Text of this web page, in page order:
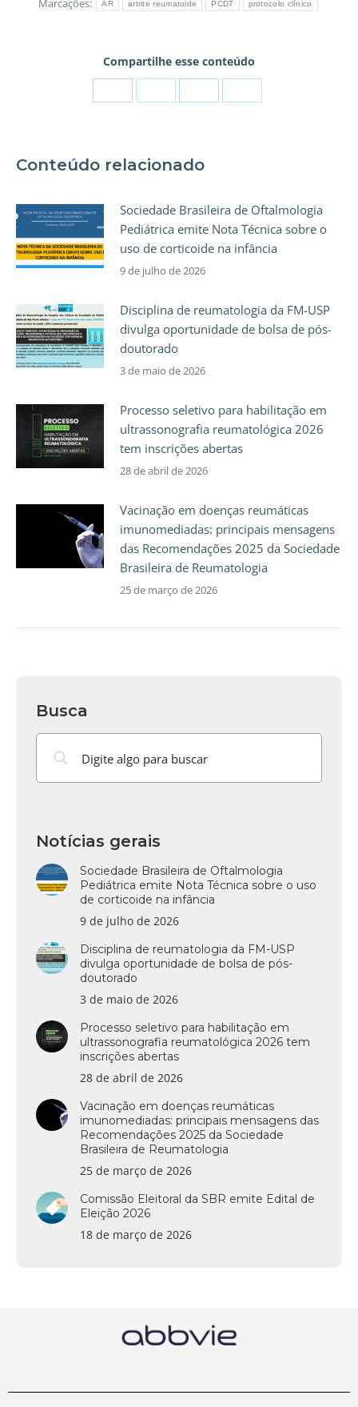
Marcações: AR artrite reumatoide PCDT protocolo clínico
Compartilhe esse conteúdo
Conteúdo relacionado
Sociedade Brasileira de Oftalmologia
Pediátrica emite Nota Técnica sobre o
uso de corticoide na infância
9 de julho de 2026
Disciplina de reumatologia da FM-USP
divulga oportunidade de bolsa de pós-
doutorado
3 de maio de 2026
Processo seletivo para habilitação em
ultrassonografia reumatológica 2026
tem inscrições abertas
28 de abril de 2026
Vacinação em doenças reumáticas
imunomediadas: principais mensagens
das Recomendações 2025 da Sociedade
Brasileira de Reumatologia
25 de março de 2026
Busca
Notícias gerais
Sociedade Brasileira de Oftalmologia
Pediátrica emite Nota Técnica sobre o uso
de corticoide na infância
9 de julho de 2026
Disciplina de reumatologia da FM-USP
divulga oportunidade de bolsa de pós-
doutorado
3 de maio de 2026
Processo seletivo para habilitação em
ultrassonografia reumatológica 2026 tem
inscrições abertas
28 de abril de 2026
Vacinação em doenças reumáticas
imunomediadas: principais mensagens das
Recomendações 2025 da Sociedade
Brasileira de Reumatologia
25 de março de 2026
Comissão Eleitoral da SBR emite Edital de
Eleição 2026
18 de março de 2026